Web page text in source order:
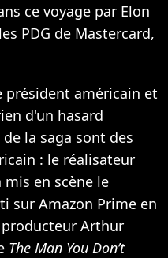
ce voyage par Elon
PDG de Mastercard,
président américain et
d'un hasard
la saga sont des
: le réalisateur
en scène le
sur Amazon Prime en
Arthur
The Man You Don’t